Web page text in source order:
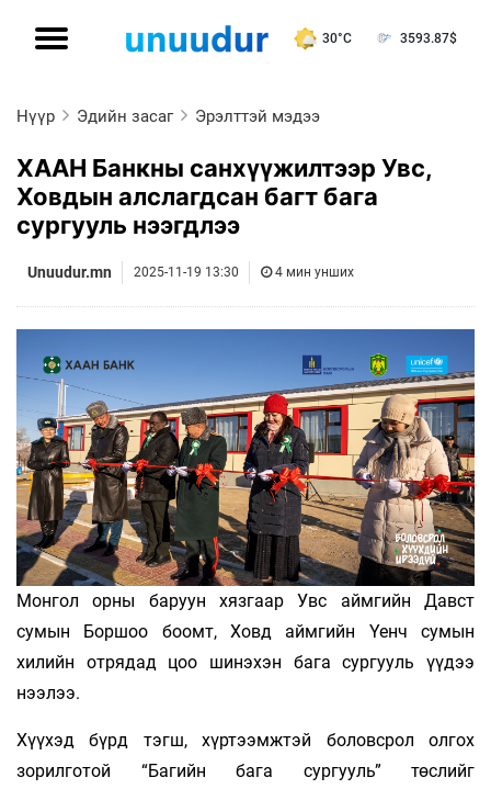
30°C 3593.87$
Нүүр Эдийн засаг Эрэлттэй мэдээ
ХААН Банкны санхүүжилтээр Увс,
Ховдын алслагдсан багт бага
сургууль нээгдлээ
Unuudur.mn 2025-11-19 13:30 4 мин унших
Монгол орны баруун хязгаар Увс аймгийн Давст
сумын Боршоо боомт, Ховд аймгийн Үенч сумын
хилийн отрядад цоо шинэхэн бага сургууль үүдээ
нээлээ.
Хүүхэд бүрд тэгш, хүртээмжтэй боловсрол олгох
зорилготой “Багийн бага сургууль” төслийг